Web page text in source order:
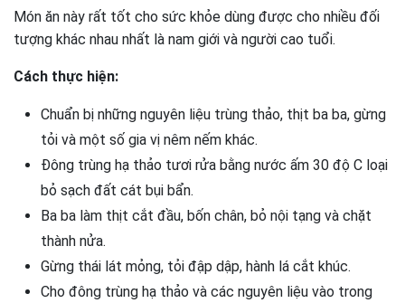
Món ăn này rất tốt cho sức khỏe dùng được cho nhiều đối
tượng khác nhau nhất là nam giới và người cao tuổi.
Cách thực hiện:
Chuẩn bị những nguyên liệu trùng thảo, thịt ba ba, gừng
tỏi và một số gia vị nêm nếm khác.
Đông trùng hạ thảo tươi rửa bằng nước ấm 30 độ C loại
bỏ sạch đất cát bụi bẩn.
Ba ba làm thịt cắt đầu, bốn chân, bỏ nội tạng và chặt
thành nửa.
Gừng thái lát mỏng, tỏi đập dập, hành lá cắt khúc.
Cho đông trùng hạ thảo và các nguyên liệu vào trong